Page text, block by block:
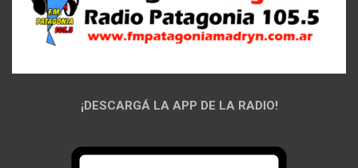
¡DESCARGÁ LA APP DE LA RADIO!